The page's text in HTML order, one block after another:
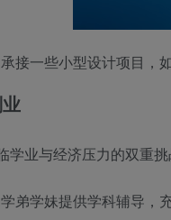
承接一些小型设计项目，
学业与经济压力的双重
学弟学妹提供学科辅导，